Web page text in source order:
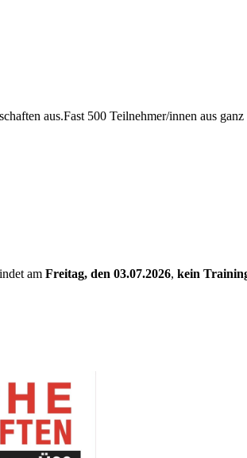
aus.Fast 500 Teilnehmer/innen aus
am Freitag, den 03.07.2026, kein